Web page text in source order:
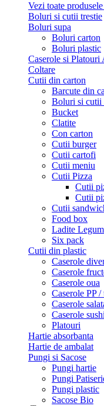
Vezi toate produsele
Boluri si cutii trestie
Boluri supa
Boluri carton
Boluri plastic
Caserole si Platouri
Coltare
Cutii din carton
Barcute din
Boluri si cutii
Bucket
Clatite
Con carton
Cutii burger
Cutii cartofi
Cutii meniu
Cutii Pizza
Cutii
Cutii
Cutii
Food box
Ladite
Six pack
Cutii din plastic
Caserole
Caserole
Caserole oua
Caserole PP /
Caserole
Caserole sushi
Platouri
Hartie absorbanta
Hartie de ambalat
Pungi si Sacose
Pungi hartie
Pungi
Pungi plastic
Sacose Bio